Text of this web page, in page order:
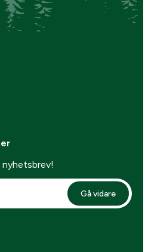
nyhetsbrev!
Gå vidare